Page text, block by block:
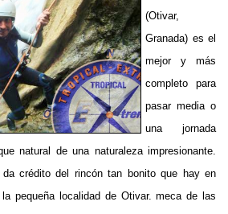
(Otivar,
Granada) es el
mejor y más
completo para
pasar media o
una jornada
natural de una naturaleza impresionante.
crédito del rincón tan bonito que hay en
pequeña localidad de Otivar. meca de las